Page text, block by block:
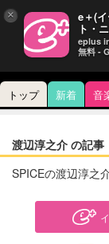
トップ 新着 音
渡辺淳之介 の記事
SPICEの渡辺淳之
× e＋(
ト・
eplus
無料 -